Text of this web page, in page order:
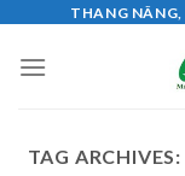
content
THANG
TAG ARCHIVES: